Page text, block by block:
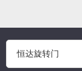
恒达旋转门